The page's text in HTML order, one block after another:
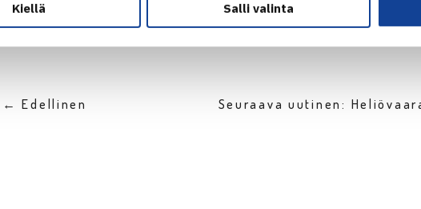
Kiellä Salli valinta
← Edellinen Seuraava uutinen: